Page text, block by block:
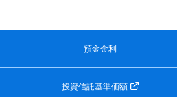
預金金利
投資信託基準価額